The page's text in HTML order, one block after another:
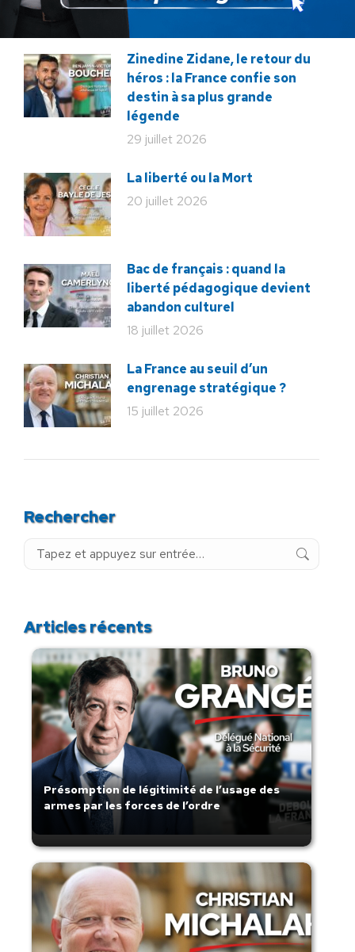
30 juillet 2026
Zinedine Zidane, le retour du
héros : la France confie son
destin à sa plus grande
légende
29 juillet 2026
La liberté ou la Mort
20 juillet 2026
Bac de français : quand la
liberté pédagogique devient
abandon culturel
18 juillet 2026
La France au seuil d’un
engrenage stratégique ?
15 juillet 2026
Rechercher
Recherche
Articles récents
Présomption de légitimité de l’usage des
armes par les forces de l’ordre